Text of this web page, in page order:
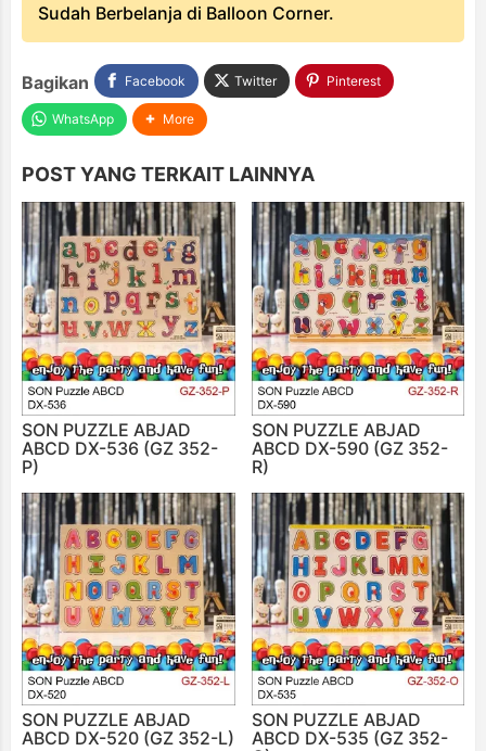
Sudah Berbelanja di Balloon Corner.
Bagikan Facebook Twitter Pinterest
WhatsApp More
POST YANG TERKAIT LAINNYA
SON PUZZLE ABJAD
ABCD DX-536 (GZ 352-
P)
SON PUZZLE ABJAD
ABCD DX-590 (GZ 352-
R)
SON PUZZLE ABJAD
ABCD DX-520 (GZ 352-L)
SON PUZZLE ABJAD
ABCD DX-535 (GZ 352-